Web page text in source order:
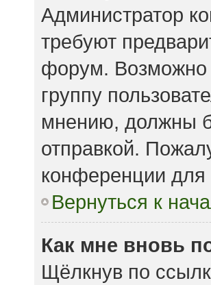
Администратор
требуют
форум. Возможно
группу
мнению, должны
отправкой.
конференции
Вернуться к
Как мне вновь
Щёлкнув по